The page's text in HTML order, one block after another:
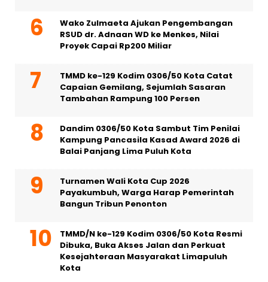
Wako Zulmaeta Ajukan Pengembangan
RSUD dr. Adnaan WD ke Menkes, Nilai
Proyek Capai Rp200 Miliar
TMMD ke-129 Kodim 0306/50 Kota Catat
Capaian Gemilang, Sejumlah Sasaran
Tambahan Rampung 100 Persen
Dandim 0306/50 Kota Sambut Tim Penilai
Kampung Pancasila Kasad Award 2026 di
Balai Panjang Lima Puluh Kota
Turnamen Wali Kota Cup 2026
Payakumbuh, Warga Harap Pemerintah
Bangun Tribun Penonton
TMMD/N ke-129 Kodim 0306/50 Kota Resmi
Dibuka, Buka Akses Jalan dan Perkuat
Kesejahteraan Masyarakat Limapuluh
Kota